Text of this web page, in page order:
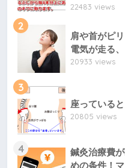
22483 views
2
肩や首がピ
電気が走る
20933 views
3
座っている
20805 views
4
鍼灸治療費
めの条件！